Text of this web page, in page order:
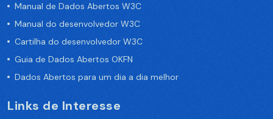
Manual de Dados Abertos W3C
Manual do desenvolvedor W3C
Cartilha do desenvolvedor W3C
Guia de Dados Abertos OKFN
Dados Abertos para um dia a dia melhor
Links de Interesse